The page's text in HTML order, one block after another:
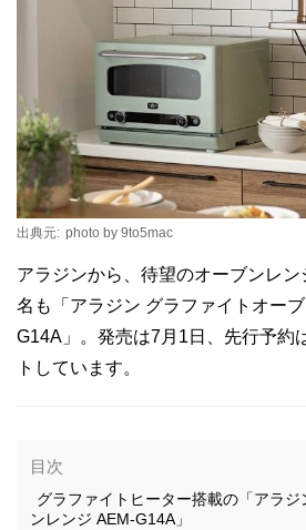
出典元: photo by 9to5mac
アラジンから、待望のオーブンレ
名も「アラジン グラファイトオー
G14A」。発売は7月1日、先行予約
トしています。
目次
グラファイトヒーター搭載の「アラ
ンレンジ AEM-G14A」